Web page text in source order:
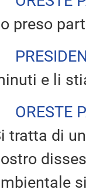
preso
e li
ORESTE
tratta di